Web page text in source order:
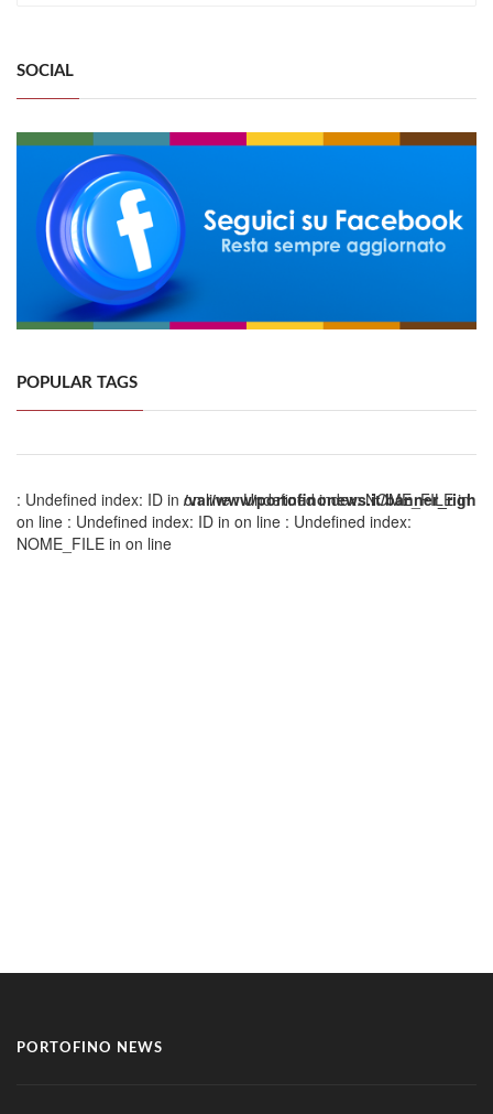
SOCIAL
POPULAR TAGS
: Undefined index: ID in /var/www/portofinonews.it/
on line: Undefined index: NOME_FILE in
on line : Undefined index: ID in on line : Undefined index:
NOME_FILE in on line
PORTOFINO NEWS